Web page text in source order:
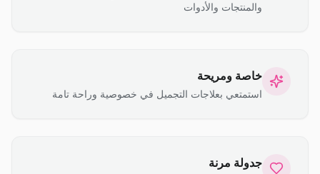
والمنتجات والأدوات
خاصة ومريحة
استمتعي بعلاجات التجميل في خصوصية وراحة تامة
جدولة مرنة